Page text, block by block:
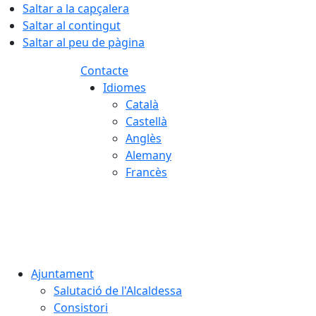
Saltar a la capçalera
Saltar al contingut
Saltar al peu de pàgina
Contacte
Idiomes
Català
Castellà
Anglès
Alemany
Francès
Ajuntament
Salutació de l'Alcaldessa
Consistori